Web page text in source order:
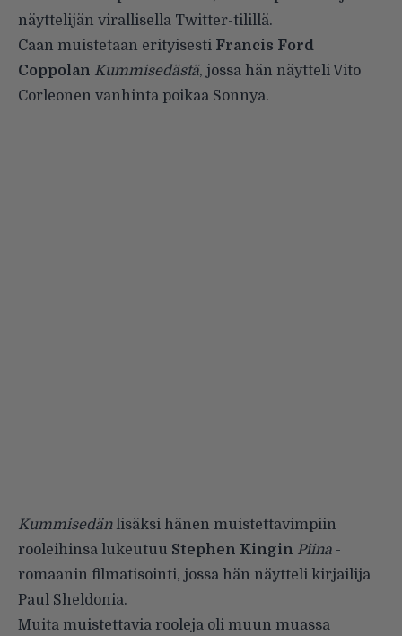
näyttelijän virallisella Twitter-tilillä.
Caan muistetaan erityisesti Francis Ford
Coppolan Kummisedästä, jossa hän näytteli Vito
Corleonen vanhinta poikaa Sonnya.
Kummisedänlisäksi hänen muistettavimpiin
rooleihinsa lukeutuu Stephen Kingin Piina -
romaanin filmatisointi, jossa hän näytteli kirjailija
Paul Sheldonia.
Muita muistettavia rooleja oli muun muassa